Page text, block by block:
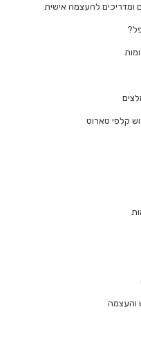
ומדריכים להעצמה אישית
קלפי טארוט
והעצמה